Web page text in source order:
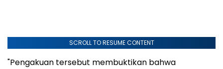
SCROLL TO RESUME CONTENT
"Pengakuan tersebut membuktikan bahwa